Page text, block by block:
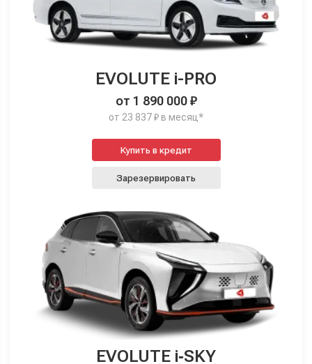
EVOLUTE i-PRO
от 1 890 000 ₽
от 23 837 ₽ в месяц*
Купить в кредит
Зарезервировать
EVOLUTE i‑SKY